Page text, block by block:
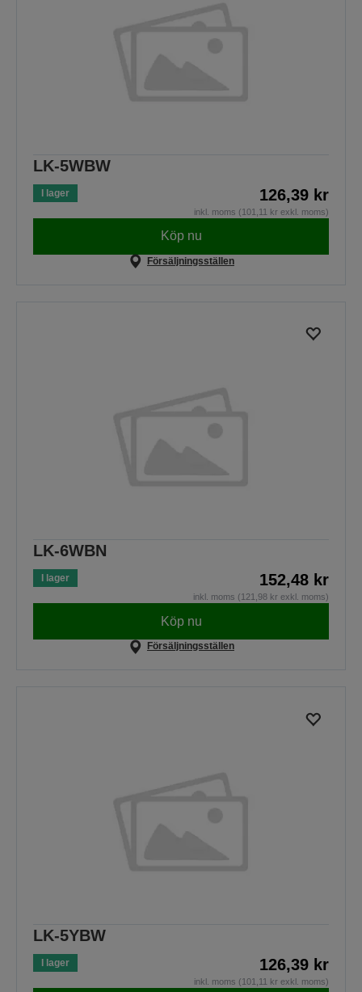
LK-5WBW
I lager 126,39 kr
inkl. moms (101,11 kr exkl. moms)
Köp nu
Försäljningsställen
LK-6WBN
I lager 152,48 kr
inkl. moms (121,98 kr exkl. moms)
Köp nu
Försäljningsställen
LK-5YBW
I lager 126,39 kr
inkl. moms (101,11 kr exkl. moms)